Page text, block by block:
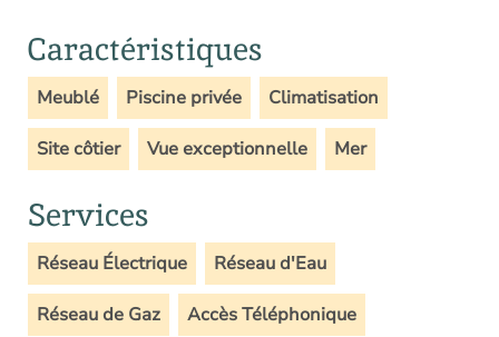
Caractéristiques
Meublé Piscine privée Climatisation
Site côtier Vue exceptionnelle Mer
Services
Réseau Électrique Réseau d'Eau
Réseau de Gaz Accès Téléphonique